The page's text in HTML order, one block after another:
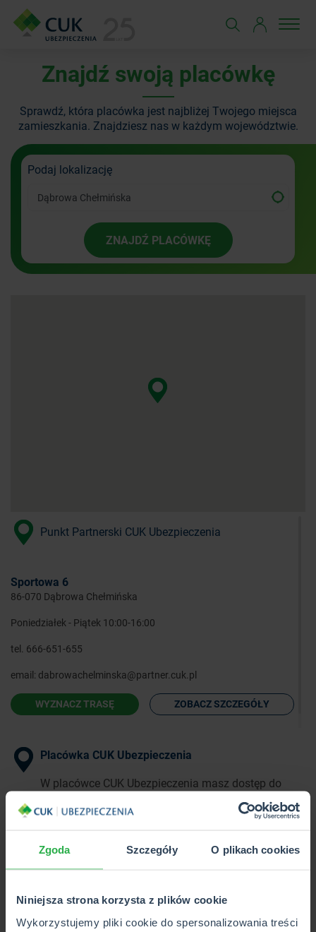
Zgoda Szczegóły O plikach cookies
Niniejsza strona korzysta z plików cookie
Wykorzystujemy pliki cookie do spersonalizowania treści
Znajdź swoją placówkę
Sprawdź, która placówka jest najbliżej Twojego miejsca
zamieszkania. Znajdziesz nas w każdym województwie.
Podaj lokalizację
ZNAJDŹ PLACÓWKĘ
Punkt Partnerski CUK Ubezpieczenia
Sportowa 6
86-070 Dąbrowa Chełmińska
Poniedziałek - Piątek 10:00-16:00
tel. 666-651-655
email: dabrowachelminska@partner.cuk.pl
WYZNACZ TRASĘ ZOBACZ SZCZEGÓŁY
Placówka CUK Ubezpieczenia
W placówce CUK Ubezpieczenia masz dostęp do
ubezpieczeniowych w 1 miejscu.
Punkt Partnerski CUK Ubezpieczenia
i kupisz wybrane produkty z pełnej oferty CUK.